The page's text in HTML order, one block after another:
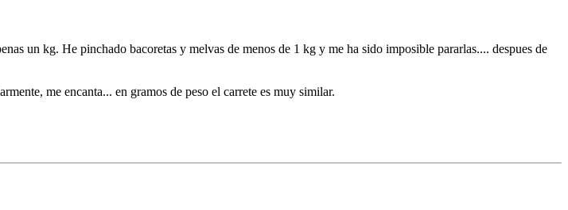
un kg. He pinchado bacoretas y melvas de menos de 1 kg y me ha sido imposible pararlas.... despues de
me encanta... en gramos de peso el carrete es muy similar.